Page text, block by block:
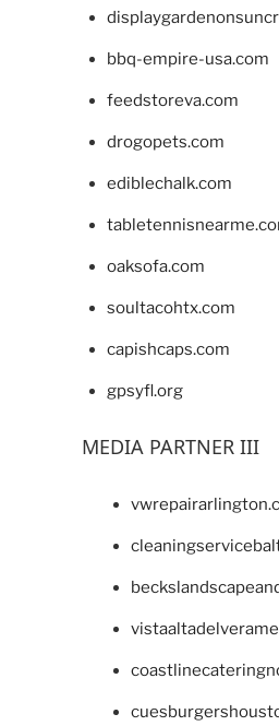
bbq-empire-usa.com
feedstoreva.com
drogopets.com
ediblechalk.com
oaksofa.com
soultacohtx.com
capishcaps.com
gpsyfl.org
MEDIA PARTNER III